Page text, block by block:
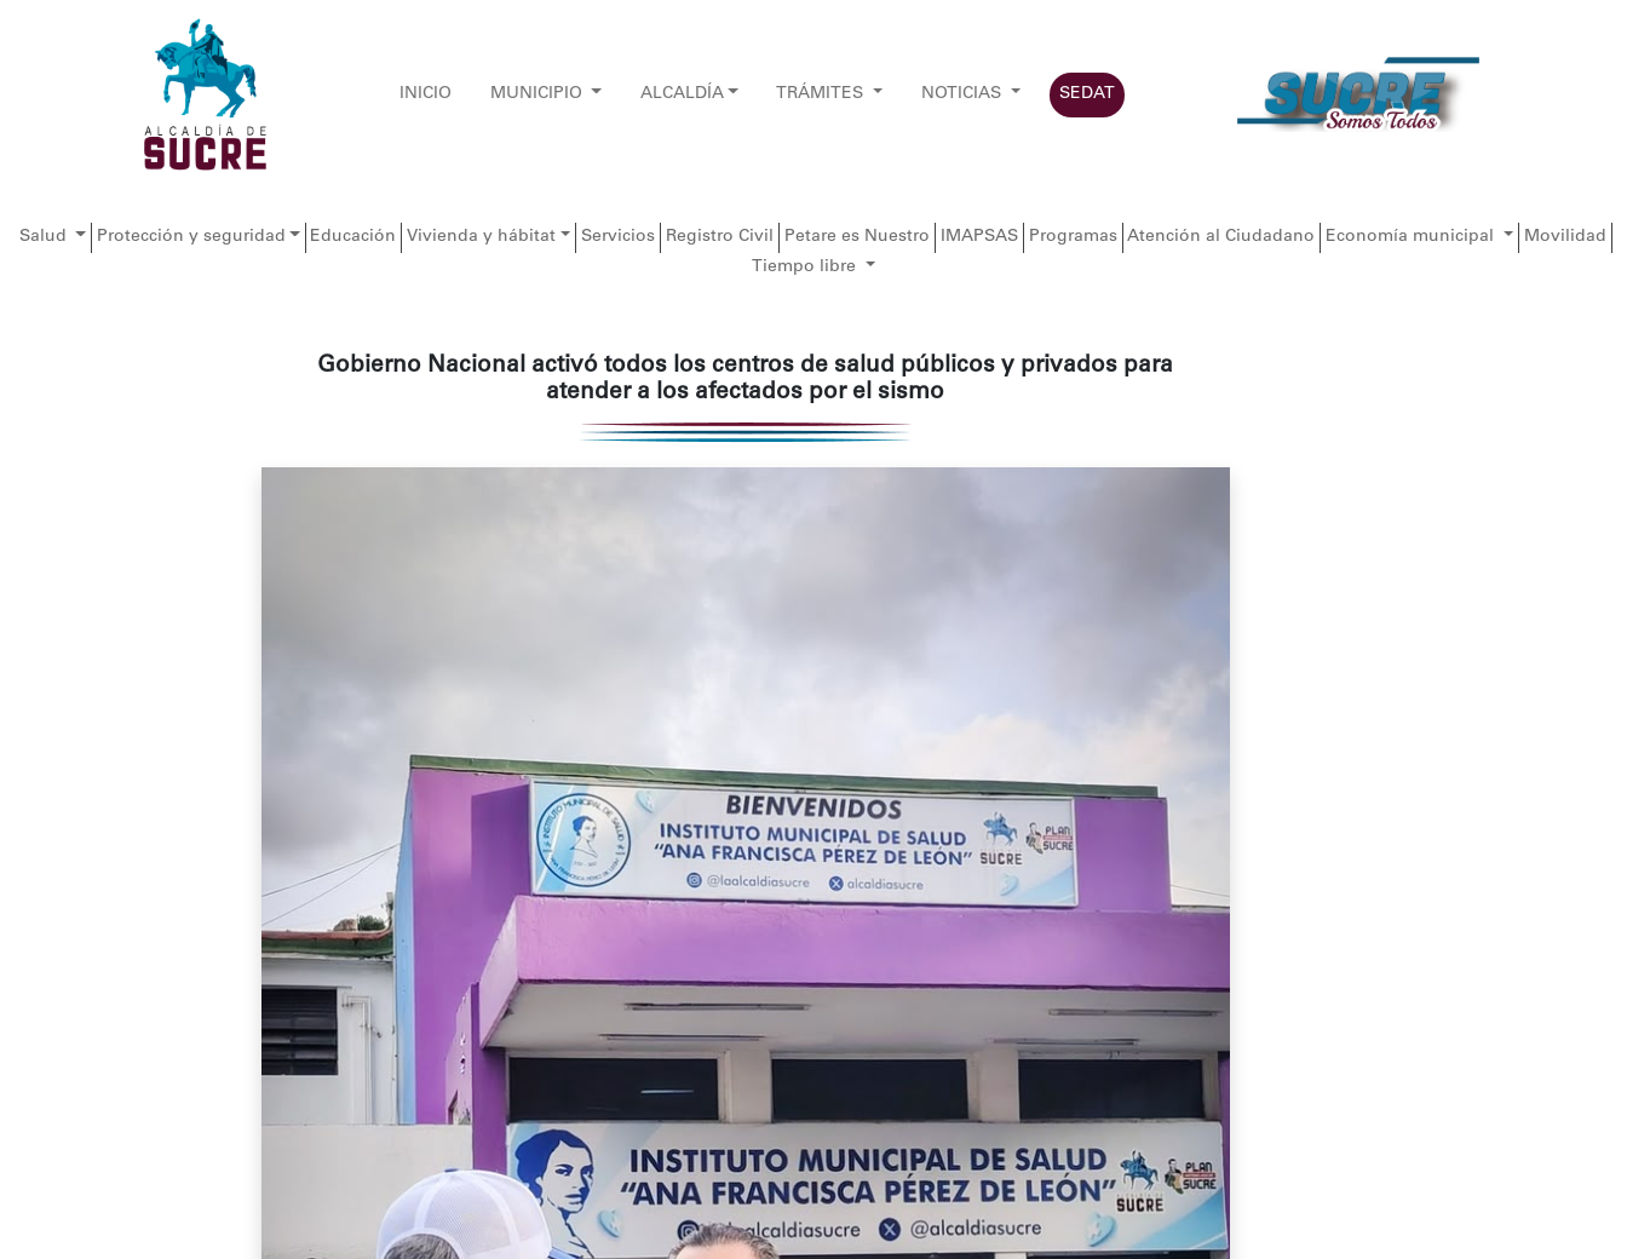
INICIO MUNICIPIO ALCALDÍA TRÁMITES NOTICIAS SEDAT
Salud Protección y seguridad Educación Vivienda y hábitat Servicios Registro Civil Petare es Nuestro IMAPSAS Programas Atención al Ciudadano Economía municipal
Movilidad
Tiempo libre
Gobierno Nacional activó todos los centros de salud públicos y privados para
atender a los afectados por el sismo